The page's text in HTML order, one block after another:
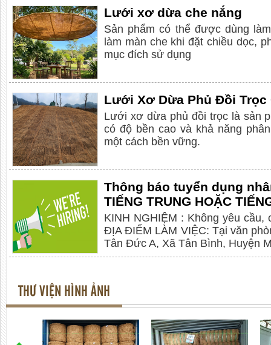
Lưới xơ dừa che nắng
Sản phẩm có thể được dùng
làm màn che khi đặt chiều dọc,
mục đích sử dụng
Lưới Xơ Dừa Phủ Đồi Trọc
Lưới xơ dừa phủ đồi trọc là sản
có độ bền cao và khả năng
một cách bền vững.
Thông báo tuyển dụng
TIẾNG TRUNG HOẶC
KINH NGHIỆM : Không yêu
ĐỊA ĐIỂM LÀM VIỆC: Tại văn
Tân Đức A, Xã Tân Bình, Huyện
THƯ VIỆN HÌNH ẢNH